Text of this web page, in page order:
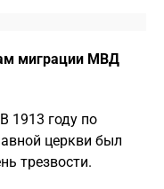
миграции МВД
1913 году по
церкви был
трезвости.